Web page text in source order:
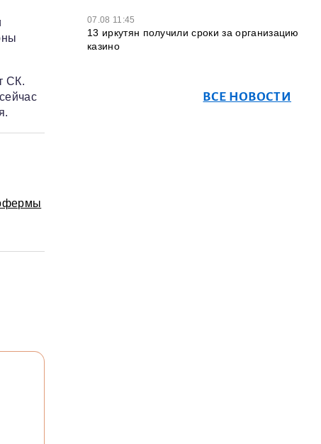
СК.
07.08 11:45
13 иркутян получили сроки за организацию
казино
ВСЕ НОВОСТИ